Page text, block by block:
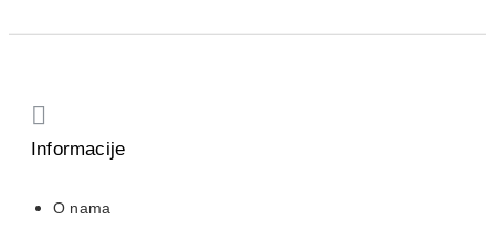
Informacije
O nama